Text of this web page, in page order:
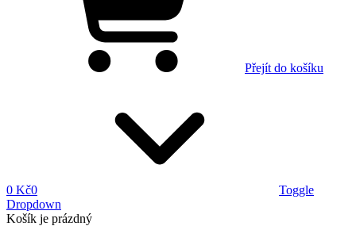
Přejít do košíku
0 Kč0
Toggle
Dropdown
Košík je prázdný